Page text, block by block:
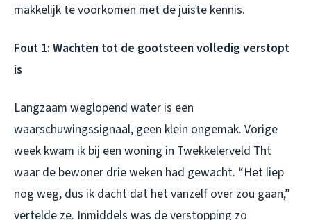
makkelijk te voorkomen met de juiste kennis.
Fout 1: Wachten tot de gootsteen volledig verstopt
is
Langzaam weglopend water is een
waarschuwingssignaal, geen klein ongemak. Vorige
week kwam ik bij een woning in Twekkelerveld Tht
waar de bewoner drie weken had gewacht. “Het liep
nog weg, dus ik dacht dat het vanzelf over zou gaan,”
vertelde ze. Inmiddels was de verstopping zo